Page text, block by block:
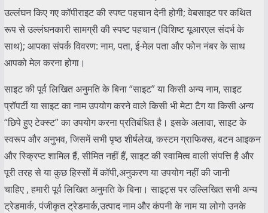
उल्लंघन किए गए कॉपीराइट की स्पष्ट पहचान देनी होगी; वेबसाइट पर कथित
रूप से उल्लंघनकारी सामग्री की स्पष्ट पहचान (विशिष्ट यूआरएल संदर्भ के
साथ); आपका संपर्क विवरण: नाम, पता, ई-मेल पता और फोन नंबर के साथ
आपको मेल करना होगा।
साइट की पूर्व लिखित अनुमति के बिना “साइट” या किसी अन्य नाम, साइट
प्रॉपर्टी या साइट का नाम उपयोग करने वाले किसी भी मेटा टैग या किसी अन्य
“छिपे हुए टेक्स्ट” का उपयोग करना प्रतिबंधित है। इसके अलावा, साइट के
स्वरूप और अनुभव, जिसमें सभी पृष्ठ शीर्षलेख, कस्टम ग्राफिक्स, बटन आइकन
और स्क्रिप्ट शामिल हैं, सीमित नहीं हैं, साइट की स्वामित्व वाली संपत्ति है और
पूरी तरह से या कुछ हिस्सों में कॉपी,अनुकरण या उपयोग नहीं की जानी
चाहिए , हमारी पूर्व लिखित अनुमति के बिना। साइट्स पर उल्लिखित सभी अन्य
ट्रेडमार्क, पंजीकृत ट्रेडमार्क,उत्पाद नाम और कंपनी के नाम या लोगो उनके